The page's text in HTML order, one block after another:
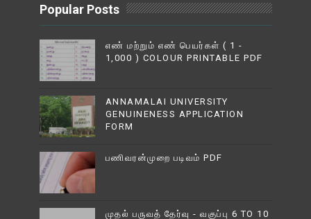
Popular Posts
எண் மற்றும் எண் பெயர்கள் ( 1 -
1,000 ) COLOUR PRINTABLE PDF
ANNAMALAI UNIVERSITY
GENUINENESS APPLICATION
FORM
பணிவரன்முறை படிவம் PDF
முதல் பருவத் தேர்வு - வகுப்பு 6 TO 10